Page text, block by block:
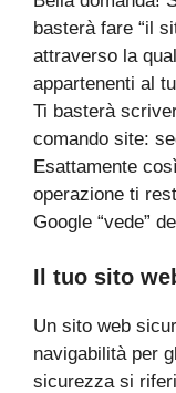
basterà fare “il
attraverso la
appartenenti al
Ti basterà
comando site:
Esattamente
operazione ti
Google “vede”
Il tuo sito
Un sito web
navigabilità per
sicurezza si